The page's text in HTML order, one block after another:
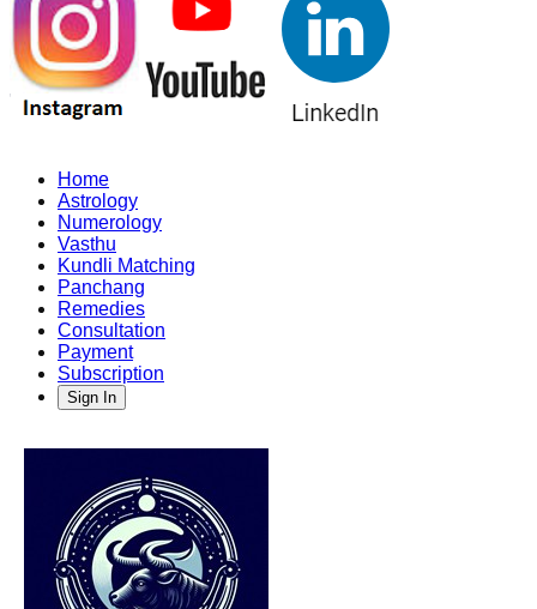
Home
Astrology
Numerology
Vasthu
Kundli Matching
Panchang
Remedies
Consultation
Payment
Subscription
Sign In